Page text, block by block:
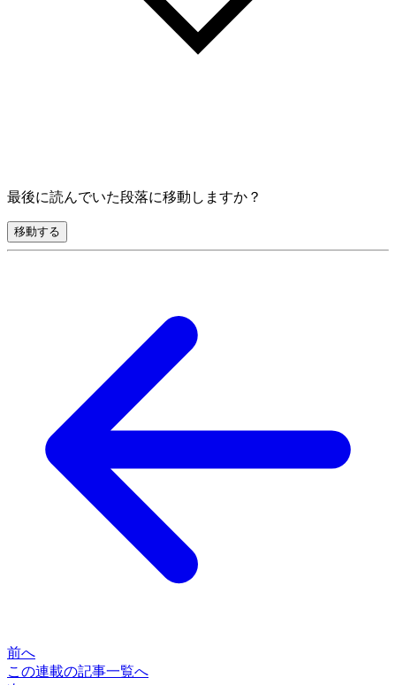
最後に読んでいた段落に移動しますか？
移動する
前へ
この連載の記事一覧へ